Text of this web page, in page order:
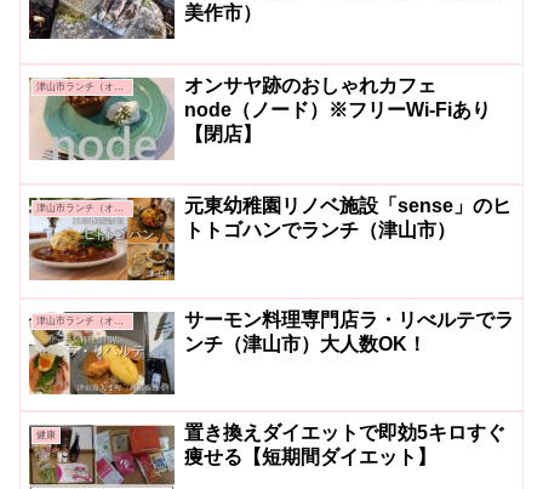
美作市）
津山市ランチ（オシャレ系・カフェ系）
オンサヤ跡のおしゃれカフェ
node（ノード）※フリーWi-Fiあり
【閉店】
津山市ランチ（オシャレ系・カフェ系）
元東幼稚園リノベ施設「sense」のヒ
トトゴハンでランチ（津山市）
津山市ランチ（オシャレ系・カフェ系）
サーモン料理専門店ラ・リべルテでラ
ンチ（津山市）大人数OK！
健康
置き換えダイエットで即効5キロすぐ
痩せる【短期間ダイエット】